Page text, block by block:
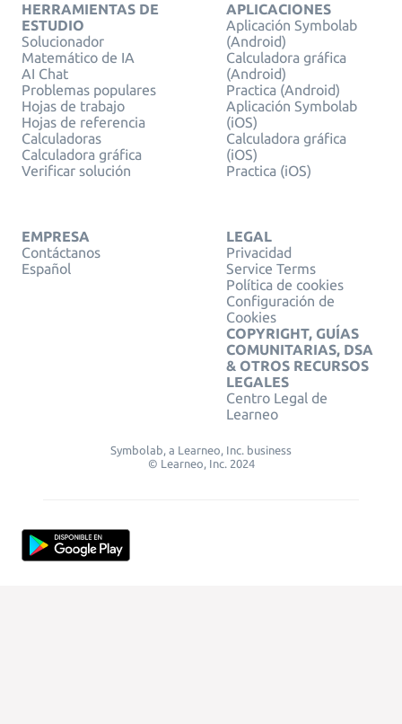
HERRAMIENTAS DE
ESTUDIO
Solucionador
Matemático de IA
AI Chat
Problemas populares
Hojas de trabajo
Hojas de referencia
Calculadoras
Calculadora gráfica
Verificar solución
APLICACIONES
Aplicación Symbolab
(Android)
Calculadora gráfica
(Android)
Practica (Android)
Aplicación Symbolab
(iOS)
Calculadora gráfica
(iOS)
Practica (iOS)
EMPRESA
Contáctanos
Español
LEGAL
Privacidad
Service Terms
Política de cookies
Configuración de
Cookies
COPYRIGHT, GUÍAS
COMUNITARIAS, DSA
& OTROS RECURSOS
LEGALES
Centro Legal de
Learneo
Symbolab, a Learneo, Inc. business
© Learneo, Inc. 2024